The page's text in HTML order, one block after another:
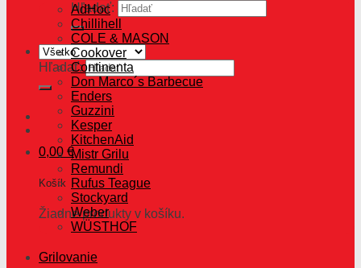
Hľadať:
Hľadať:
0,00 €
Košík
Žiadne produkty v košíku.
AdHoc
Chillihell
COLE & MASON
Cookover
Continenta
Don Marco´s Barbecue
Enders
Guzzini
Kesper
KitchenAid
Mistr Grilu
Remundi
Rufus Teague
Stockyard
Weber
WÜSTHOF
Grilovanie